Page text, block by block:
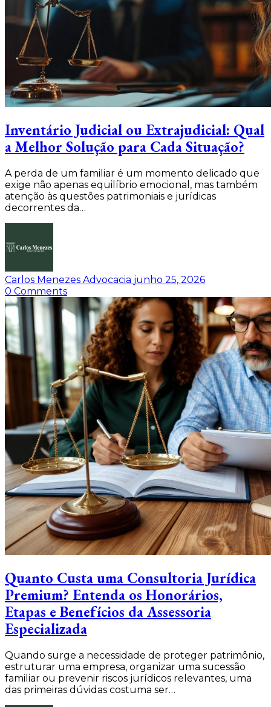
Inventário Judicial ou Extrajudicial: Qual
a Melhor Solução para Cada Situação?
A perda de um familiar é um momento delicado que
exige não apenas equilíbrio emocional, mas também
atenção às questões patrimoniais e jurídicas
decorrentes da…
Carlos Menezes Advocacia junho 25, 2026
0 Comments
Quanto Custa uma Consultoria Jurídica
Premium? Entenda os Honorários,
Etapas e Benefícios da Assessoria
Especializada
Quando surge a necessidade de proteger patrimônio,
estruturar uma empresa, organizar uma sucessão
familiar ou prevenir riscos jurídicos relevantes, uma
das primeiras dúvidas costuma ser…